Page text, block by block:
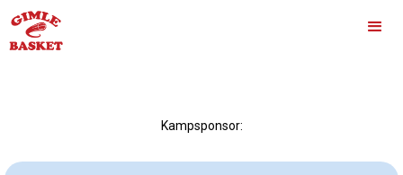
Kampsponsor: